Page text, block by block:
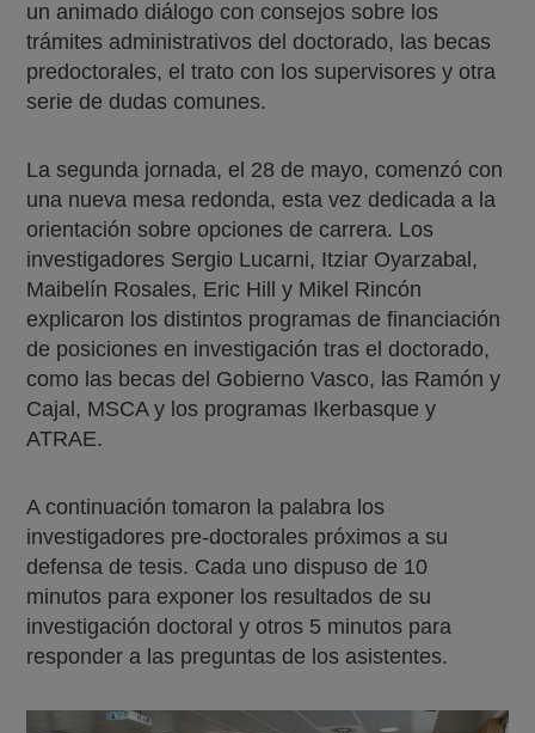
un animado diálogo con consejos sobre los
trámites administrativos del doctorado, las becas
predoctorales, el trato con los supervisores y otra
serie de dudas comunes.
La segunda jornada, el 28 de mayo, comenzó con
una nueva mesa redonda, esta vez dedicada a la
orientación sobre opciones de carrera. Los
investigadores Sergio Lucarni, Itziar Oyarzabal,
Maibelín Rosales, Eric Hill y Mikel Rincón
explicaron los distintos programas de financiación
de posiciones en investigación tras el doctorado,
como las becas del Gobierno Vasco, las Ramón y
Cajal, MSCA y los programas Ikerbasque y
ATRAE.
A continuación tomaron la palabra los
investigadores pre-doctorales próximos a su
defensa de tesis. Cada uno dispuso de 10
minutos para exponer los resultados de su
investigación doctoral y otros 5 minutos para
responder a las preguntas de los asistentes.